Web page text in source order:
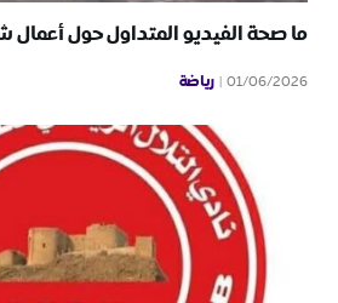
ما صحة الفيديو المتداول حول
01/06/2026 رياضة